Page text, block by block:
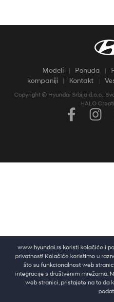
Modeli Ponuda
kompaniji
Kontakt
Copyright © Hyundai Srbija d.o.o..
HALO
Pratine najnovije vesti i dešavanja
www.hyundai.rs koristi kolačiće i
privatnost! Kolačiće koristimo u
što su funkcionalnost web
integracije s društvenim mrežama.
web stranici, pristajete na to da